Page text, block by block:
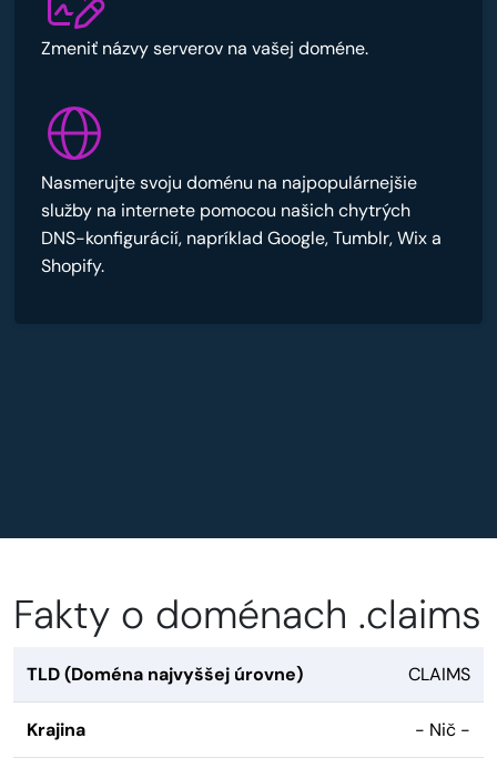
Zmeniť názvy serverov na vašej doméne.
Nasmerujte svoju doménu na najpopulárnejšie
služby na internete pomocou našich chytrých
DNS-konfigurácií, napríklad Google, Tumblr, Wix a
Shopify.
Fakty o doménach .claims
TLD (Doména najvyššej úrovne) CLAIMS
Krajina - Nič -